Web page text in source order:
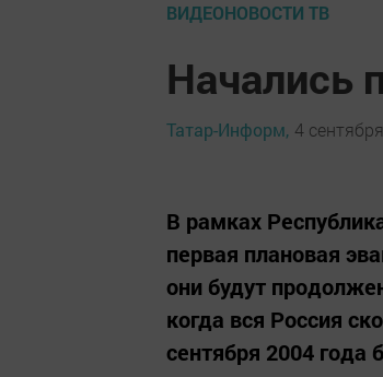
ВИДЕОНОВОСТИ ТВ
Начались
Татар-Информ, 4
В рамках
первая плановая
они будут
когда вся Россия
сентября 2004 года